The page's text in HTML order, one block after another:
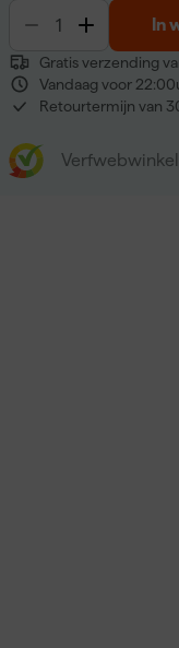
In
Gratis verzending
Vandaag voor
Retourtermijn van